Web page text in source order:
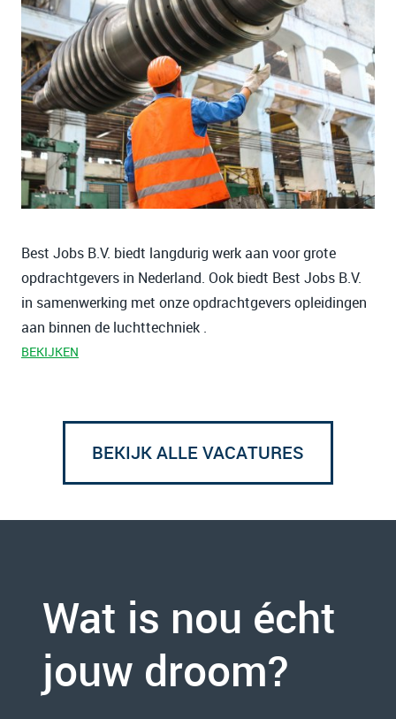
Best Jobs B.V. biedt langdurig werk aan voor grote
opdrachtgevers in Nederland. Ook biedt Best Jobs B.V.
in samenwerking met onze opdrachtgevers opleidingen
aan binnen de luchttechniek .
BEKIJKEN
BEKIJK ALLE VACATURES
Wat is nou écht
jouw droom?